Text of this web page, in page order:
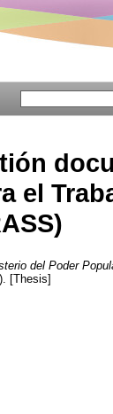
el
del Poder
[Thesis]